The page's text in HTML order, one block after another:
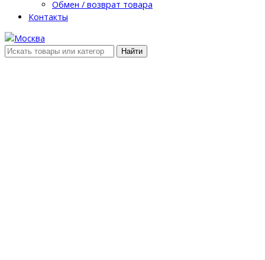
Обмен / возврат товара
Контакты
Найти